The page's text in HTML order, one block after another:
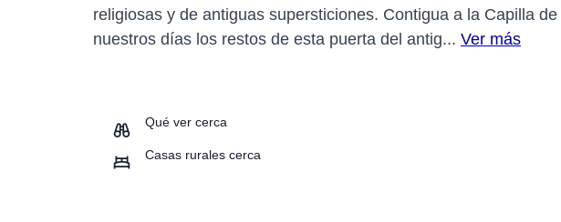
religiosas y de antiguas supersticiones. Contigua a la Capilla
nuestros días los restos de esta puerta del antig... Ver más
Qué ver cerca
Casas rurales cerca